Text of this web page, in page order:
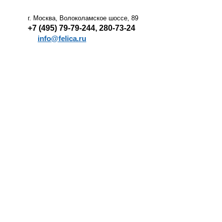
г. Москва, Волоколамское шоссе, 89
+7 (495) 79-79-244, 280-73-24
info@felica.ru